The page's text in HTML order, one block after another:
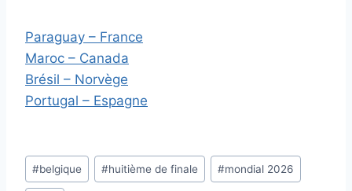
Paraguay – France
Maroc – Canada
Brésil – Norvège
Portugal – Espagne
Étiquettes
de
#belgique #huitième de finale #mondial 2026